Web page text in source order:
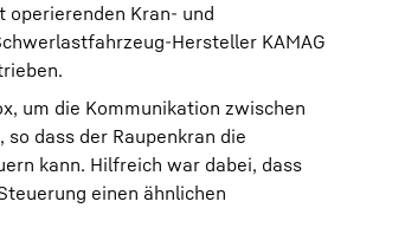
Kran- und
Hersteller KAMAG
um die Kommunikation zwischen
dass der Raupenkran die
kann. Hilfreich war dabei, dass
einen ähnlichen